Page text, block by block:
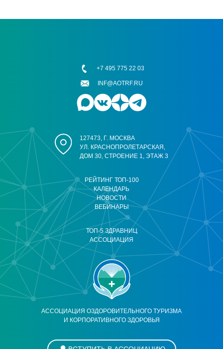
АССОЦИАЦИЯ ОЗДОРОВИТЕЛЬНОГО ТУРИЗМА
И КОРПОРАТИВНОГО ЗДОРОВЬЯ
РЕЙТИНГ ТОП-100
КАЛЕНДАРЬ
НОВОСТИ
ВЕБИНАРЫ
ТОП-5 ЗДРАВНИЦ
АССОЦИАЦИЯ
127473, Г. МОСКВА
УЛ. КРАСНОПРОЛЕТАРСКАЯ,
ДОМ 30, СТРОЕНИЕ 1, ЭТАЖ 3
+7 495 775 22 03
INF@AOTRF.RU